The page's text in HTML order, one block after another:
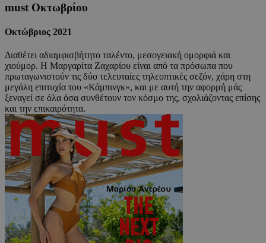
must Οκτωβρίου
Οκτώβριος 2021
Διαθέτει αδιαμφισβήτητο ταλέντο, μεσογειακή ομορφιά και
χιούμορ. Η Μαργαρίτα Ζαχαρίου είναι από τα πρόσωπα που
πρωταγωνιστούν τις δύο τελευταίες τηλεοπτικές σεζόν, χάρη στη
μεγάλη επιτυχία του «Κάμπινγκ», και με αυτή την αφορμή μάς
ξεναγεί σε όλα όσα συνθέτουν τον κόσμο της, σχολιάζοντας επίσης
και την επικαιρότητα.